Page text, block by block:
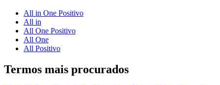
All in One Positivo
All in
All One Positivo
All One
All Positivo
Termos mais procurados